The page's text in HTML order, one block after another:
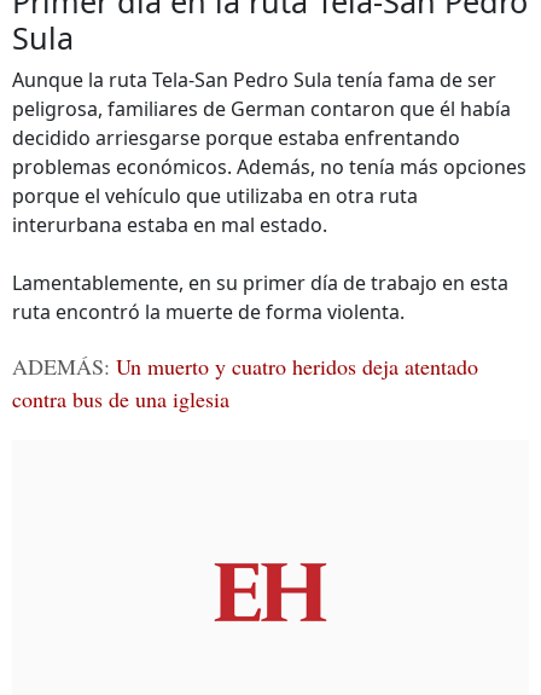
Sula
Aunque la ruta Tela-San Pedro Sula tenía fama de ser
peligrosa, familiares de German contaron que él había
decidido arriesgarse porque estaba enfrentando
problemas económicos. Además, no tenía más opciones
porque el vehículo que utilizaba en otra ruta
interurbana estaba en mal estado.
Lamentablemente, en su primer día de trabajo en esta
ruta encontró la muerte de forma violenta.
ADEMÁS: Un muerto y cuatro heridos deja atentado
contra bus de una iglesia